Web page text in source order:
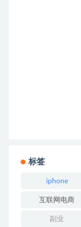
标签
iphone
互联网电商
副业